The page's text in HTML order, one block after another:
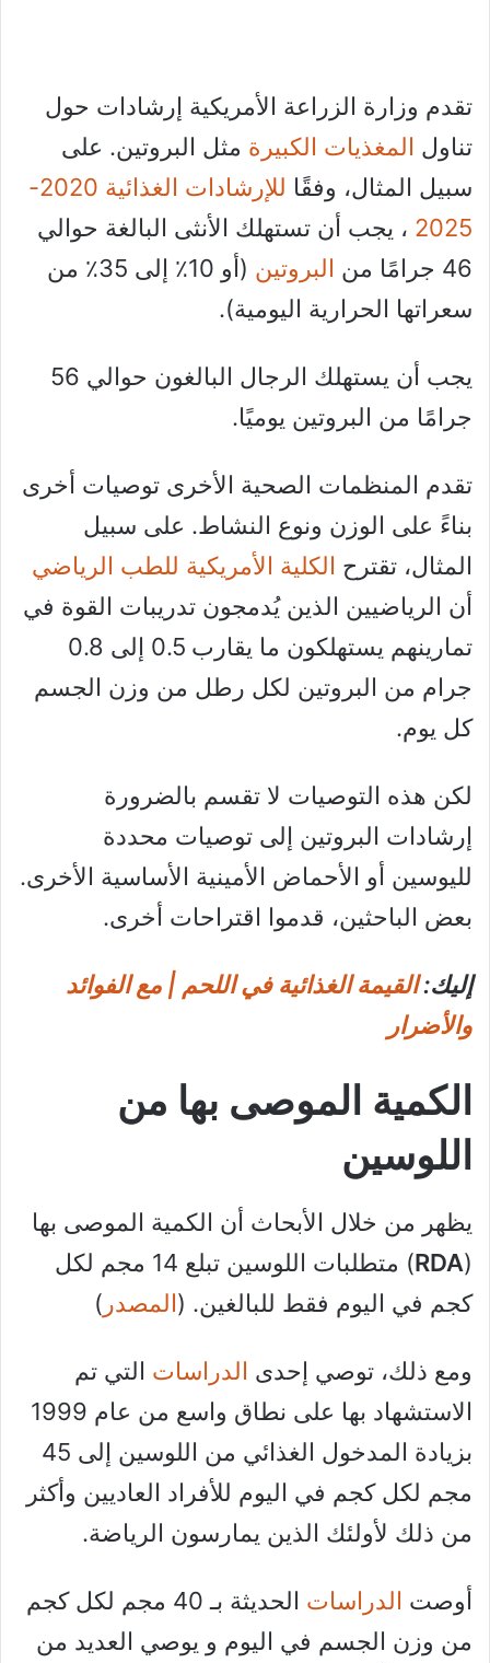
تقدم وزارة الزراعة الأمريكية إرشادات حول
تناول المغذيات الكبيرة مثل البروتين. على
سبيل المثال، وفقًا
للإرشادات الغذائية 2020-
2025 ، يجب أن تستهلك الأنثى البالغة حوالي
46 جرامًا من
البروتين
(أو 10٪ إلى 35٪ من
سعراتها الحرارية اليومية).
يجب أن يستهلك الرجال البالغون حوالي 56
جرامًا من البروتين يوميًا.
تقدم المنظمات الصحية الأخرى توصيات أخرى
بناءً على الوزن ونوع النشاط. على سبيل
المثال، تقترح الكلية الأمريكية للطب الرياضي
أن الرياضيين الذين يُدمجون تدريبات القوة في
تمارينهم يستهلكون ما يقارب 0.5 إلى 0.8
جرام من البروتين لكل رطل من وزن الجسم
كل يوم.
لكن هذه التوصيات لا تقسم بالضرورة
إرشادات البروتين إلى توصيات محددة
لليوسين أو الأحماض الأمينية الأساسية الأخرى.
بعض الباحثين، قدموا اقتراحات أخرى.
إليك:القيمة الغذائية في اللحم | مع الفوائد
والأضرار
الكمية الموصى بها من
اللوسين
يظهر من خلال الأبحاث أن الكمية الموصى بها
(
RDA
) متطلبات اللوسين تبلع 14 مجم لكل
كجم في اليوم فقط للبالغين. (المصدر )
ومع ذلك، توصي إحدى الدراسات التي تم
الاستشهاد بها على نطاق واسع من عام 1999
بزيادة المدخول الغذائي من اللوسين إلى 45
مجم لكل كجم في اليوم للأفراد العاديين وأكثر
من ذلك لأولئك الذين يمارسون الرياضة.
أوصت الدراسات
الحديثة بـ 40 مجم لكل كجم
من وزن الجسم في اليوم و يوصي العديد من